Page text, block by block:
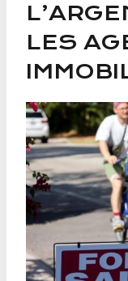
LES